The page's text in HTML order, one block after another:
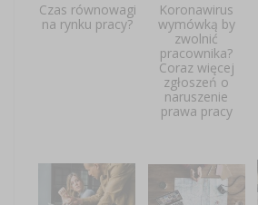
Czas równowagi
na rynku pracy?
Koronawirus
wymówką by
zwolnić
pracownika?
Coraz więcej
zgłoszeń o
naruszenie
prawa pracy